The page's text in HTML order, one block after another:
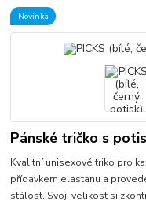
Novinka
Pánské tričko s
Kvalitní unisexové triko pro
přídavkem elastanu a
stálost. Svoji velikost si